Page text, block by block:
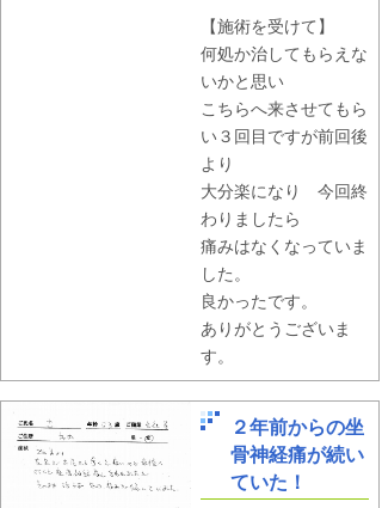
【施術を受けて】
何処か治してもらえな
いかと思い
こちらへ来させてもら
い３回目ですが前回後
より
大分楽になり 今回終
わりましたら
痛みはなくなっていま
した。
良かったです。
ありがとうございま
す。
２年前からの坐
骨神経痛が続い
ていた！